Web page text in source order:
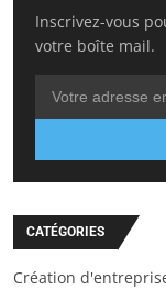
Inscrivez-vous
votre boîte mail.
CATÉGORIES
Création